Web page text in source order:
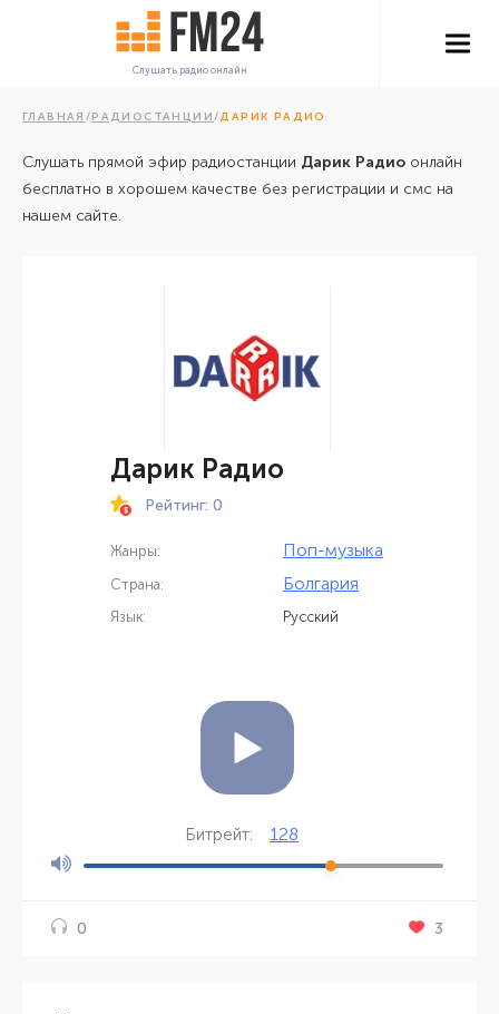
Слушать радио онлайн
ГЛАВНАЯ /РАДИОСТАНЦИИ/ДАРИК РАДИО
Слушать прямой эфир радиостанции Дарик Радио онлайн
бесплатно в хорошем качестве без регистрации и смс на
нашем сайте.
Дарик Радио
Рейтинг: 0
Жанры: Поп-музыка
Страна: Болгария
Язык: Русский
Битрейт: 128
0 3